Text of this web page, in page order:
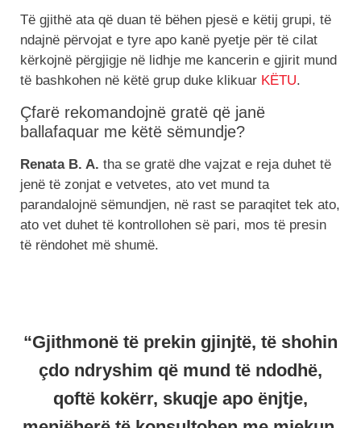
Të gjithë ata që duan të bëhen pjesë e këtij grupi, të
ndajnë përvojat e tyre apo kanë pyetje për të cilat
kërkojnë përgjigje në lidhje me kancerin e gjirit mund
të bashkohen në këtë grup duke klikuar KËTU.
Çfarë rekomandojnë gratë që janë
ballafaquar me këtë sëmundje?
Renata B. A. tha se gratë dhe vajzat e reja duhet të
jenë të zonjat e vetvetes, ato vet mund ta
parandalojnë sëmundjen, në rast se paraqitet tek ato,
ato vet duhet të kontrollohen së pari, mos të presin
të rëndohet më shumë.
“Gjithmonë të prekin gjinjtë, të shohin
çdo ndryshim që mund të ndodhë,
qoftë kokërr, skuqje apo ënjtje,